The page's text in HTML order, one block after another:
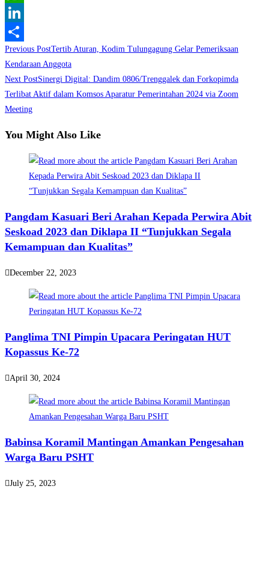
WhatsApp
LinkedIn
Share
Read
more
articles
Previous PostTertib Aturan, Kodim Tulungagung Gelar Pemeriksaan
Kendaraan Anggota
Next PostSinergi Digital: Dandim 0806/Trenggalek dan Forkopimda
Terlibat Aktif dalam Komsos Aparatur Pemerintahan 2024 via Zoom
Meeting
You Might Also Like
Pangdam Kasuari Beri Arahan Kepada Perwira Abit
Seskoad 2023 dan Diklapa II “Tunjukkan Segala
Kemampuan dan Kualitas”
December 22, 2023
Panglima TNI Pimpin Upacara Peringatan HUT
Kopassus Ke-72
April 30, 2024
Babinsa Koramil Mantingan Amankan Pengesahan
Warga Baru PSHT
July 25, 2023